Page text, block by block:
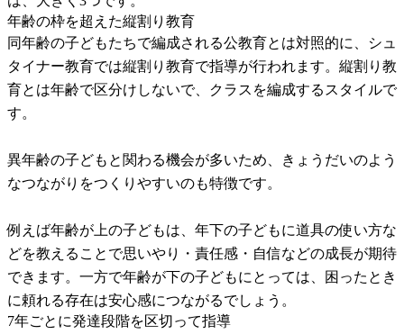
年齢の枠を超えた縦割り教育
同年齢の子どもたちで編成される公教育とは対照的に、シュ
タイナー教育では縦割り教育で指導が行われます。縦割り教
育とは年齢で区分けしないで、クラスを編成するスタイルで
す。
異年齢の子どもと関わる機会が多いため、きょうだいのよう
なつながりをつくりやすいのも特徴です。
例えば年齢が上の子どもは、年下の子どもに道具の使い方な
どを教えることで思いやり・責任感・自信などの成長が期待
できます。一方で年齢が下の子どもにとっては、困ったとき
に頼れる存在は安心感につながるでしょう。
7年ごとに発達段階を区切って指導